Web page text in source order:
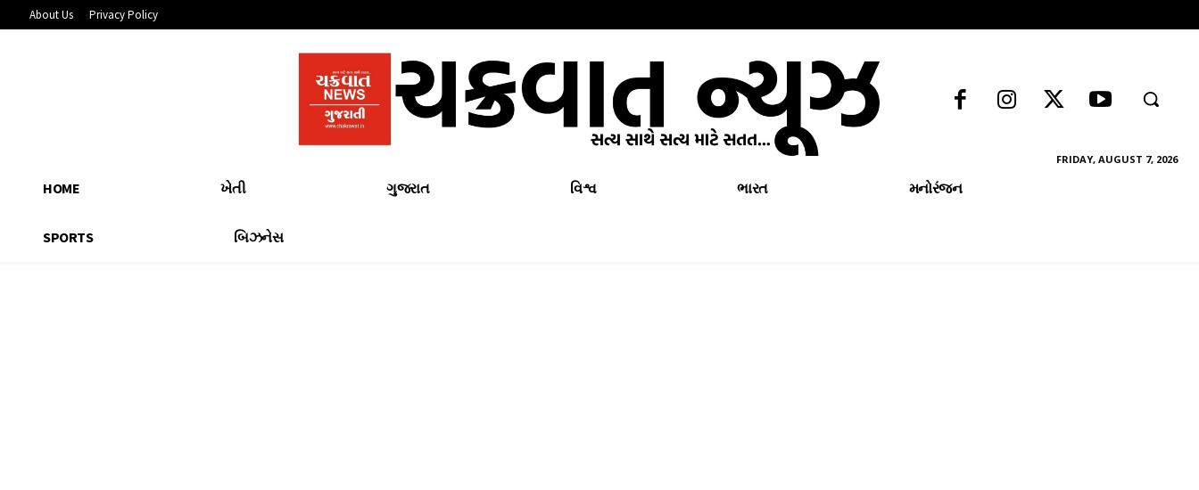
About Us Privacy Policy
FRIDAY, AUGUST 7, 2026
HOME ખેતી ગુજરાત વિશ્વ ભારત મનોરંજન
SPORTS બિઝનેસ